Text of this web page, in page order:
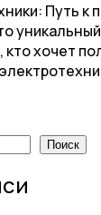
Путь к
хочет
Поиск